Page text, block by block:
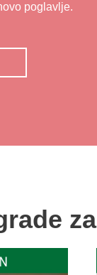
poglavlje.